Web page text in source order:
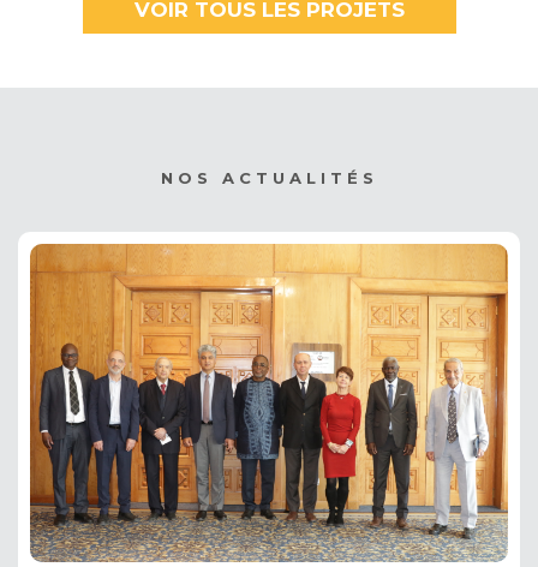
VOIR TOUS LES PROJETS
NOS ACTUALITÉS